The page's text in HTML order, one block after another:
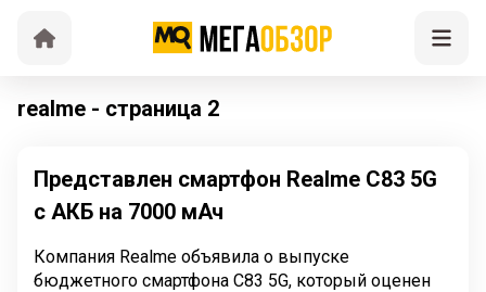
realme - страница 2
Представлен смартфон Realme C83 5G
с АКБ на 7000 мАч
Компания Realme объявила о выпуске
бюджетного смартфона C83 5G, который оценен